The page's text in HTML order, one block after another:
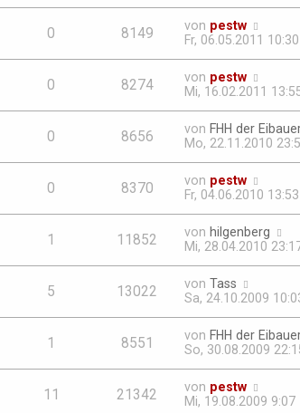
0 8149 von pestw
Fr, 06.05.2011 10:30
0 8274 von pestw
Mi, 16.02.2011
0 8656 von FHH der
Mo, 22.11.2010
0 8370 von pestw
Fr, 04.06.2010 13:53
1 11852 von hilgenberg
Mi, 28.04.2010
5 13022 von Tass
Sa, 24.10.2009
1 8551 von FHH der
So, 30.08.2009
11 21342 von pestw
Mi, 19.08.2009 9:07